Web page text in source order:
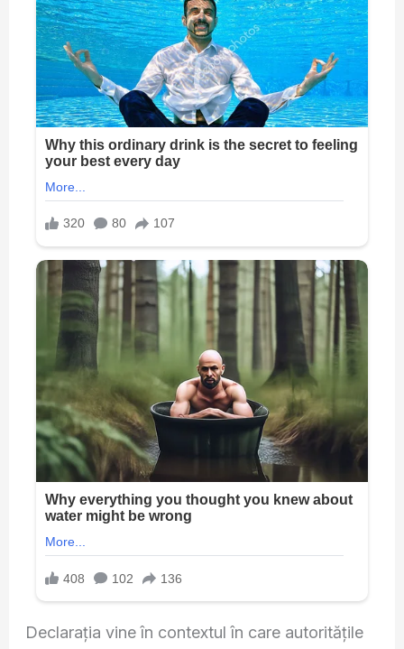
Declarația vine în contextul în care autoritățile